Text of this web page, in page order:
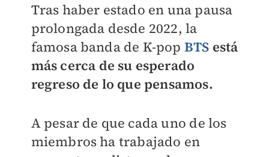
Tras haber estado en una pausa
prolongada desde 2022, la
famosa banda de K-pop BTS está
más cerca de su esperado
regreso de lo que pensamos.
A pesar de que cada uno de los
miembros ha trabajado en